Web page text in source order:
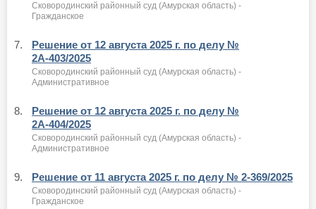
Сковородинский районный суд (Амурская область) -
Гражданское
7.
Решение от 12 августа 2025 г. по делу №
2А-403/2025
Сковородинский районный суд (Амурская область) -
Административное
8.
Решение от 12 августа 2025 г. по делу №
2А-404/2025
Сковородинский районный суд (Амурская область) -
Административное
9. Решение от 11 августа 2025 г. по делу № 2-369/2025
Сковородинский районный суд (Амурская область) -
Гражданское